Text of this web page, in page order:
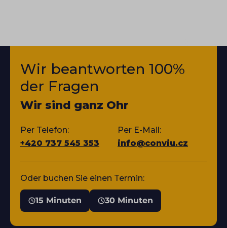
Wir beantworten 100%
der Fragen
Wir sind ganz Ohr
Per Telefon:
+420 737 545 353
Per E-Mail:
info@conviu.cz
Oder buchen Sie einen Termin:
15 Minuten 30 Minuten